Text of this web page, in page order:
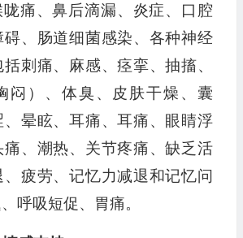
痛、鼻后滴漏、炎症、口腔
、肠道细菌感染、各种神经
刺痛、麻感、痉挛、抽搐、
闷）、体臭、皮肤干燥、囊
、晕眩、耳痛、耳痛、眼睛浮
痛、潮热、关节疼痛、缺乏活
、疲劳、记忆力减退和记忆问
呼吸短促、胃痛。